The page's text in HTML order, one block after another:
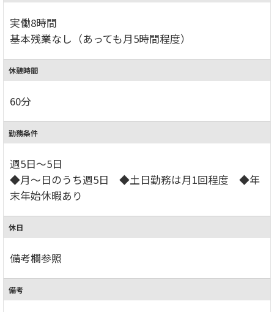
実働8時間
基本残業なし（あっても月5時間程度）
休憩時間
60分
勤務条件
週5日～5日
◆月～日のうち週5日 ◆土日勤務は月1回程度 ◆年
末年始休暇あり
休日
備考欄参照
備考